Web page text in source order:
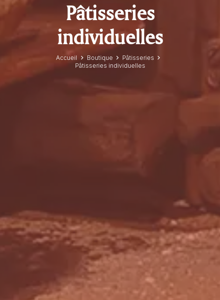
Pâtisseries
individuelles
Accueil Boutique
Pâtisseries
Pâtisseries individuelles